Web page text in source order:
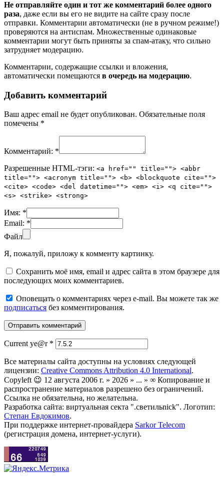
Не отправляйте один и тот же комментарий более одного
раза, даже если вы его не видите на сайте сразу после
отправки. Комментарии автоматически (не в ручном режиме!)
проверяются на антиспам. Множественные одинаковые
комментарии могут быть приняты за спам-атаку, что сильно
затрудняет модерацию.
Комментарии, содержащие ссылки и вложения,
автоматически помещаются в очередь на модерацию.
Добавить комментарий
Ваш адрес email не будет опубликован. Обязательные поля
помечены *
Комментарий: *
Разрешенные HTML-тэги: <a href="" title=""> <abbr
title=""> <acronym title=""> <b> <blockquote cite="">
<cite> <code> <del datetime=""> <em> <i> <q cite="">
<s> <strike> <strong>
Имя: *
Email: *
Файл
Я, пожалуй, приложу к комменту картинку.
Сохранить моё имя, email и адрес сайта в этом браузере для
последующих моих комментариев.
Оповещать о комментариях через e-mail. Вы можете так же
подписаться без комментирования.
Current ye@r *
Все материалы сайта доступны на условиях следующей
лицензии: Creative Commons Attribution 4.0 International.
Copyleft 😉 12 августа 2006 г. » 2026 » ... » ∞ Копирование и
распространение материалов разрешено без ограничений.
Ссылка не обязательна, но желательна.
Разработка сайта: виртуальная секта ".светильnick". Логотип:
Степан Евдокимов.
При поддержке интернет-провайдера Sarkor Telecom
(регистрация домена, интернет-услуги).